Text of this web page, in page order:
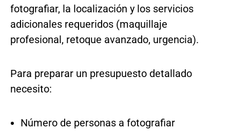
fotografiar, la localización y los servicios
adicionales requeridos (maquillaje
profesional, retoque avanzado, urgencia).
Para preparar un presupuesto detallado
necesito:
Número de personas a fotografiar